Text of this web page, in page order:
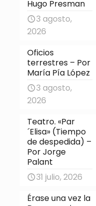
Hugo Presman
3 agosto,
2026
Oficios
terrestres – Por
María Pía López
3 agosto,
2026
Teatro. «Par
´Elisa» (Tiempo
de despedida) –
Por Jorge
Palant
31 julio, 2026
Érase una vez la